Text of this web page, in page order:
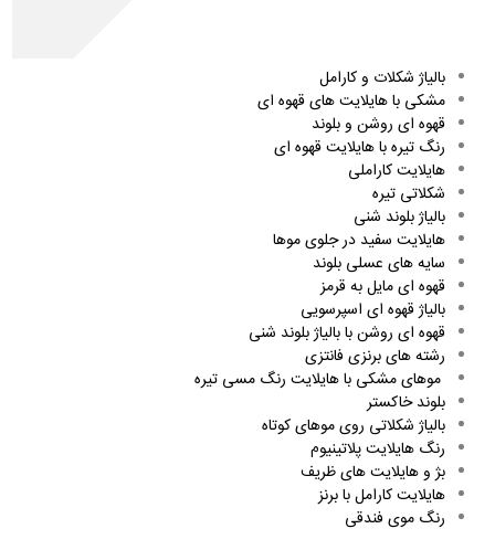
بالیاژ شکلات و کارامل
مشکی با هایلایت های قهوه ای
قهوه ای روشن و بلوند
رنگ تیره با هایلایت قهوه ای
هایلایت کاراملی
شکلاتی تیره
بالیاژ بلوند شنی
هایلایت سفید در جلوی موها
سایه های عسلی بلوند
قهوه ای مایل به قرمز
بالیاژ قهوه ای اسپرسویی
قهوه ای روشن با بالیاژ بلوند شنی
رشته های برنزی فانتزی
موهای مشکی با هایلایت رنگ مسی تیره
بلوند خاکستر
بالیاژ شکلاتی روی موهای کوتاه
رنگ هایلایت پلاتینیوم
بژ و هایلایت های ظریف
هایلایت کارامل با برنز
رنگ موی فندقی